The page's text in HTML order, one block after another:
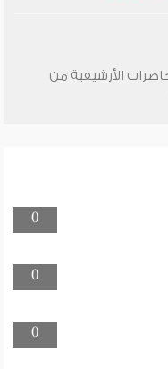
الأرشيفية من
0
0
0